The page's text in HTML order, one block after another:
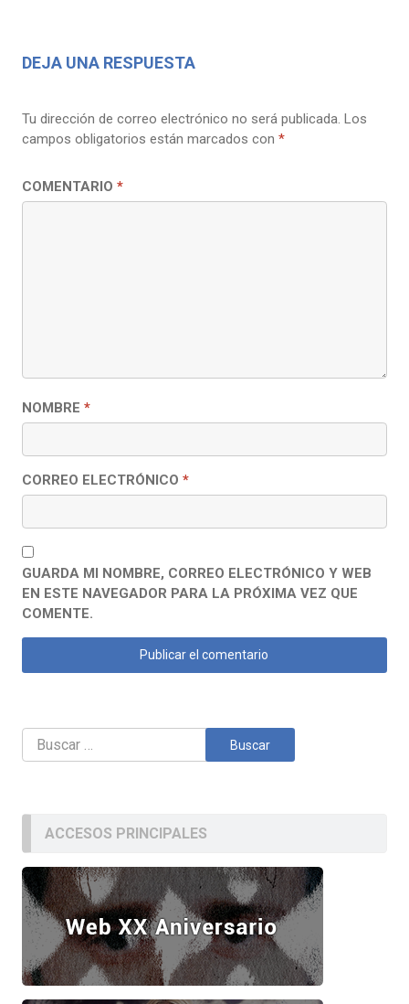
DEJA UNA RESPUESTA
Tu dirección de correo electrónico no será publicada. Los
campos obligatorios están marcados con *
COMENTARIO *
NOMBRE *
CORREO ELECTRÓNICO *
GUARDA MI NOMBRE, CORREO ELECTRÓNICO Y WEB
EN ESTE NAVEGADOR PARA LA PRÓXIMA VEZ QUE
COMENTE.
Buscar:
ACCESOS PRINCIPALES